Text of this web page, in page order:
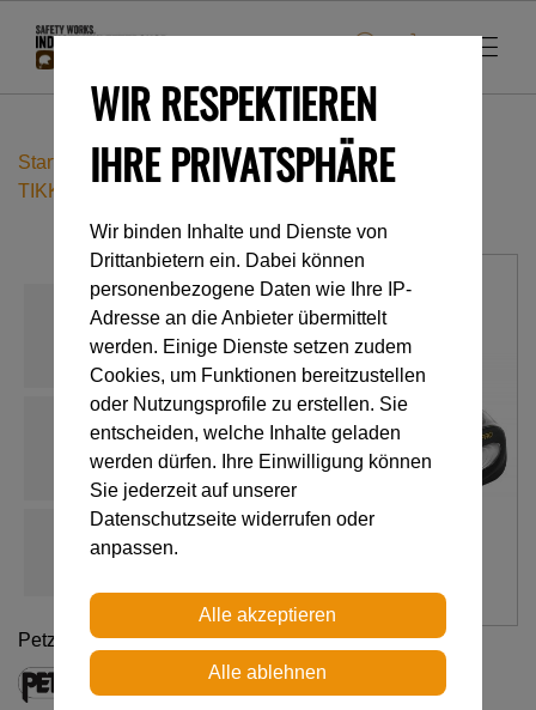
Startseite Accessoires
Lampen & Beleuchtung
TIKKA PRO
Petzl
WIR RESPEKTIEREN
IHRE PRIVATSPHÄRE
Wir binden Inhalte und Dienste von
Drittanbietern ein. Dabei können
personenbezogene Daten wie Ihre IP-
Adresse an die Anbieter übermittelt
werden. Einige Dienste setzen zudem
Cookies, um Funktionen bereitzustellen
oder Nutzungsprofile zu erstellen. Sie
entscheiden, welche Inhalte geladen
werden dürfen. Ihre Einwilligung können
Sie jederzeit auf unserer
Datenschutzseite widerrufen oder
anpassen.